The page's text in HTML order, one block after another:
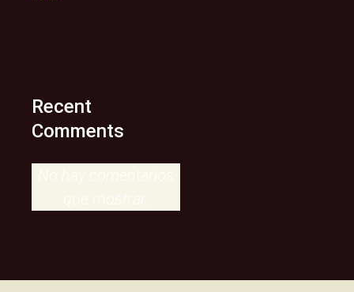
Recent
Comments
No hay comentarios
que mostrar.